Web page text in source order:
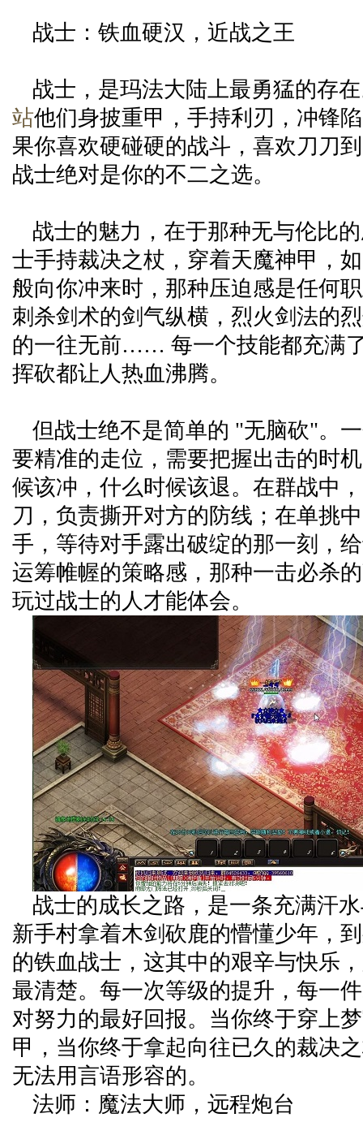
战士：铁血硬汉，近战之王
战士，是玛法大陆上最勇猛的存
站他们身披重甲，手持利刃，冲锋
果你喜欢硬碰硬的战斗，喜欢刀刀
战士绝对是你的不二之选。
战士的魅力，在于那种无与伦比
士手持裁决之杖，穿着天魔神甲，
般向你冲来时，那种压迫感是任何
刺杀剑术的剑气纵横，烈火剑法的
的一往无前…… 每一个技能都充满
挥砍都让人热血沸腾。
但战士绝不是简单的 "无脑砍"。
要精准的走位，需要把握出击的时
候该冲，什么时候该退。在群战中
刀，负责撕开对方的防线；在单挑
手，等待对手露出破绽的那一刻，
运筹帷幄的策略感，那种一击必杀
玩过战士的人才能体会。
战士的成长之路，是一条充满汗
新手村拿着木剑砍鹿的懵懂少年，
的铁血战士，这其中的艰辛与快乐
最清楚。每一次等级的提升，每一
对努力的最好回报。当你终于穿上
甲，当你终于拿起向往已久的裁决
无法用言语形容的。
法师：魔法大师，远程炮台